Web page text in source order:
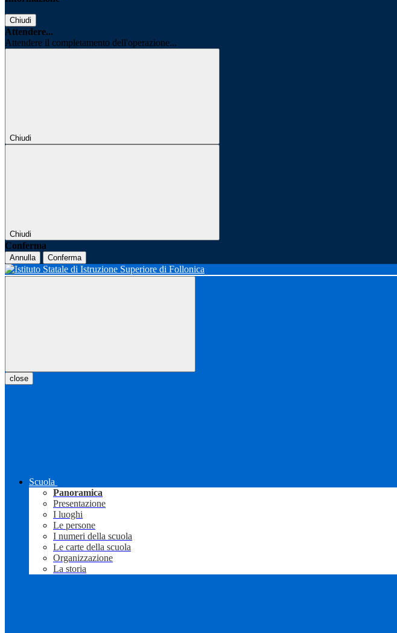
Chiudi
Attendere...
Attendere il completamento dell'operazione...
Chiudi
Chiudi
Conferma
Annulla Conferma
close
Scuola
Panoramica
Presentazione
I luoghi
Le persone
I numeri della scuola
Le carte della scuola
Organizzazione
La storia